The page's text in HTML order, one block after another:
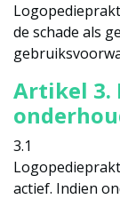
de schade als
Artikel 3.
3.1
actief. Indien